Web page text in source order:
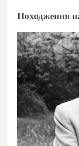
Походження